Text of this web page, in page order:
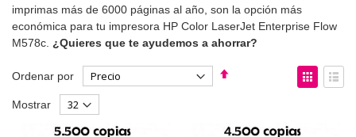
imprimas más de 6000 páginas al año, son la opción más
económica para tu impresora HP Color LaserJet Enterprise Flow
M578c. ¿Quieres que te ayudemos a ahorrar?
Ordenar por
Fijar
Ver
como
Mostrar